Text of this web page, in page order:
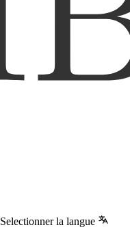
Selectionner la langue